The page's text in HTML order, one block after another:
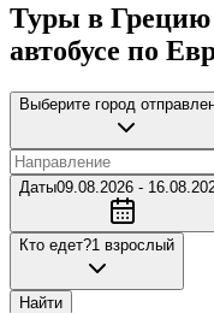
Туры в Грецию
автобусе по
Выберите город
Даты09.08.2026 -
Кто едет?1 взрослый
Найти